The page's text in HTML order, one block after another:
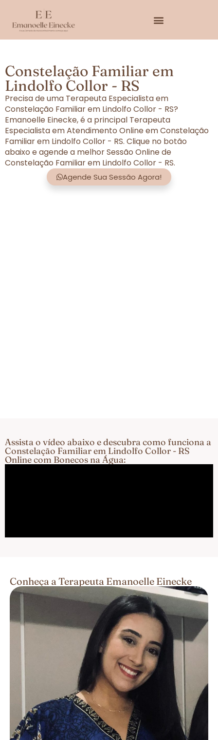
Constelação Familiar em
Lindolfo Collor - RS
Precisa de uma Terapeuta Especialista em
Constelação Familiar em Lindolfo Collor - RS?
Emanoelle Einecke, é a principal Terapeuta
Especialista em Atendimento Online em Constelação
Familiar em Lindolfo Collor - RS. Clique no botão
abaixo e agende a melhor Sessão Online de
Constelação Familiar em Lindolfo Collor - RS.
Agende Sua Sessão Agora!
Assista o vídeo abaixo e descubra como funciona a
Constelação Familiar em Lindolfo Collor - RS
Online com Bonecos na Água:
Conheça a Terapeuta Emanoelle Einecke